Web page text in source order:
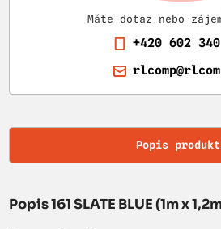
Máte dotaz nebo
+420 602
Popis
Popis 161 SLATE BLUE (1m x